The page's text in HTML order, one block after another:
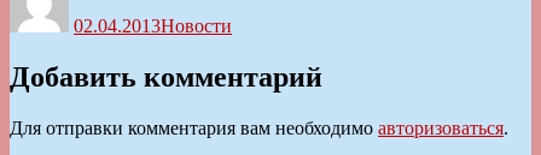
02.04.2013Новости
Добавить комментарий
Для отправки комментария вам необходимо авторизоваться.